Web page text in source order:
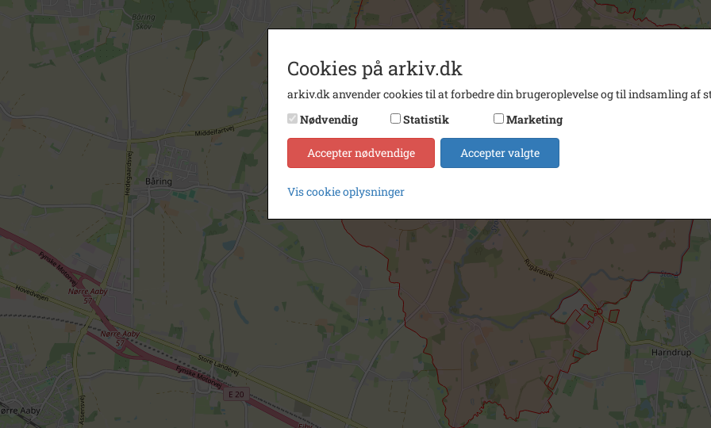
Cookies på arkiv.dk
arkiv.dk anvender cookies til at forbedre din brugeroplevelse og til indsamling af
Nødvendig
Statistik Marketing
Accepter nødvendige Accepter valgte
Vis cookie oplysninger